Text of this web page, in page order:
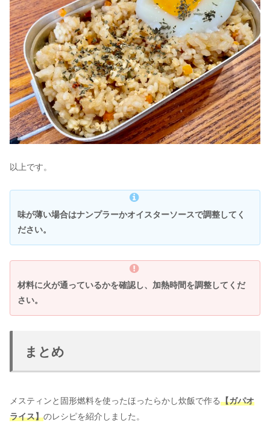
以上です。
味が薄い場合はナンプラーかオイスターソースで調整してく
ださい。
材料に火が通っているかを確認し、加熱時間を調整してくだ
さい。
まとめ
メスティンと固形燃料を使ったほったらかし炊飯で作る【ガパオ
ライス】のレシピを紹介しました。